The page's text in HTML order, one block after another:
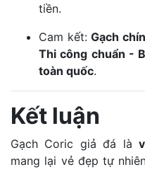
tiền.
Cam kết: Gạch
Thi công chuẩn -
toàn quốc.
Kết luận
Gạch Coric giả đá là
mang lại vẻ đẹp tự